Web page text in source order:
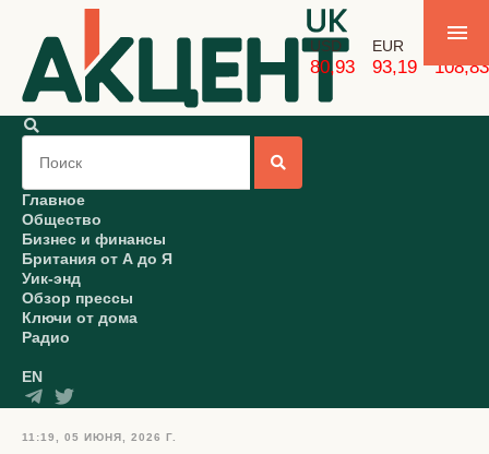
USD
80,93
EUR
93,19 108,83
Главное
Общество
Бизнес и финансы
Британия от А до Я
Уик-энд
Обзор прессы
Ключи от дома
Радио
EN
11:19, 05 ИЮНЯ, 2026 Г.